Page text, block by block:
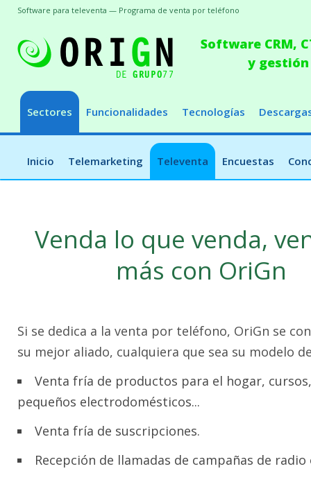
Software CRM,
y
Sectores Funcionalidades Tecnologías
Inicio Telemarketing Televenta Encuestas
Software para televenta — Programa de venta por teléfono
Venda lo que venda,
más con OriGn
Si se dedica a la venta por teléfono, OriGn se
su mejor aliado, cualquiera que sea su modelo
Venta fría de productos para el hogar,
pequeños electrodomésticos...
Venta fría de suscripciones.
Recepción de llamadas de campañas de radio